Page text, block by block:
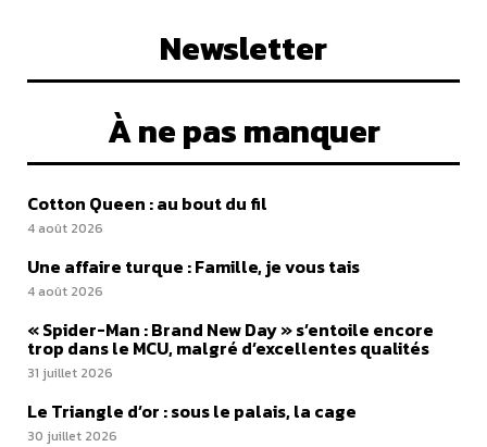
Newsletter
À ne pas manquer
Cotton Queen : au bout du fil
4 août 2026
Une affaire turque : Famille, je vous tais
4 août 2026
« Spider-Man : Brand New Day » s’entoile encore
trop dans le MCU, malgré d’excellentes qualités
31 juillet 2026
Le Triangle d’or : sous le palais, la cage
30 juillet 2026